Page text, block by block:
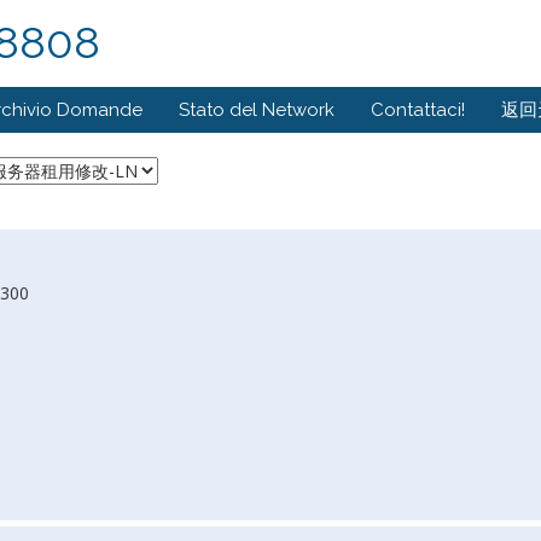
Domande Stato del Network Contattaci! 返